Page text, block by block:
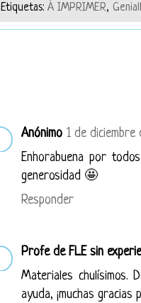
Etiquetas: À IMPRIMER,
Anónimo 1 de diciembre
Enhorabuena por
generosidad 🤩
Responder
Profe de FLE sin
Materiales chulísimos.
ayuda, ¡muchas